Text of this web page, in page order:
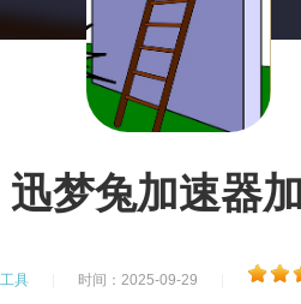
迅梦兔加速器
工具 时间：2025-09-29